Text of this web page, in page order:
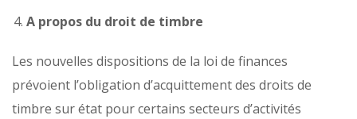
A propos du droit de timbre
Les nouvelles dispositions de la loi de finances
prévoient l’obligation d’acquittement des droits de
timbre sur état pour certains secteurs d’activités